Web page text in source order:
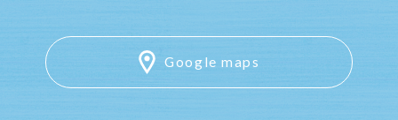
Google maps